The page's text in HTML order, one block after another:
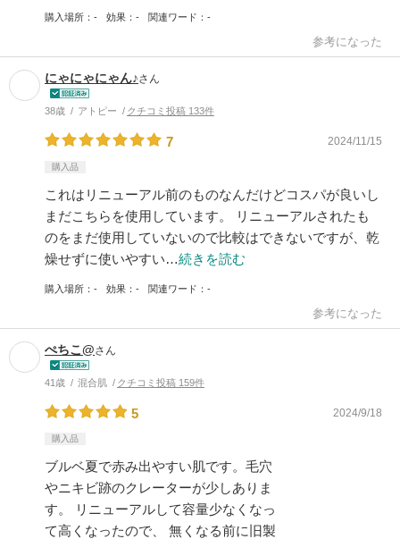
購入場所 - 効果 - 関連ワード -
参考になった
にゃにゃにゃん♪さん
38歳 アトピー クチコミ投稿 133件
7 2024/11/15
購入品
これはリニューアル前のものなんだけどコスパが良いし
まだこちらを使用しています。 リニューアルされたも
のをまだ使用していないので比較はできないですが、乾
燥せずに使いやすい…続きを読む
購入場所 - 効果 - 関連ワード -
参考になった
ぺちこ@さん
41歳 混合肌 クチコミ投稿 159件
5 2024/9/18
購入品
ブルベ夏で赤み出やすい肌です。毛穴
やニキビ跡のクレーターが少しありま
す。 リニューアルして容量少なくなっ
て高くなったので、 無くなる前に旧製